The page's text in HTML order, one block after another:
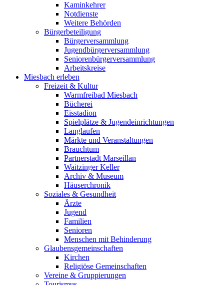
Kaminkehrer
Notdienste
Weitere Behörden
Bürgerbeteiligung
Bürgerversammlung
Jugendbürgerversammlung
Seniorenbürgerversammlung
Arbeitskreise
Miesbach erleben
Freizeit & Kultur
Warmfreibad Miesbach
Bücherei
Eisstadion
Spielplätze & Jugendeinrichtungen
Langlaufen
Märkte und Veranstaltungen
Brauchtum
Partnerstadt Marseillan
Waitzinger Keller
Archiv & Museum
Häuserchronik
Soziales & Gesundheit
Ärzte
Jugend
Familien
Senioren
Menschen mit Behinderung
Glaubensgemeinschaften
Kirchen
Religiöse Gemeinschaften
Vereine & Gruppierungen